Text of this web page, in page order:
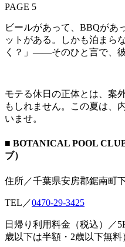
PAGE 5
ビールがあって、BBQがあ
ットがある。しかも泊まら
く？」——そのひと言で、
モテる休日の正体とは、案
もしれません。この夏は、
いませ。
■ BOTANICAL POOL
ブ）
住所／千葉県安房郡鋸南町
TEL／0470-29-3425
日帰り利用料金（税込）／
歳以下は半額・2歳以下無料